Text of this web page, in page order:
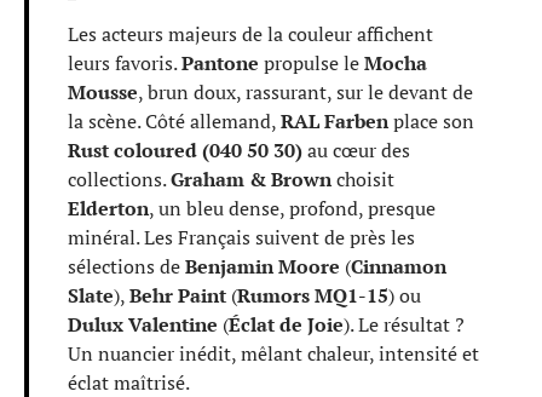
Les acteurs majeurs de la couleur affichent
leurs favoris.Pantone propulse leMocha
Mousse, brun doux, rassurant, sur le devant de
la scène. Côté allemand,RAL Farbenplace son
Rust coloured (040 50 30)au cœur des
collections.Graham & Brownchoisit
Elderton, un bleu dense, profond, presque
minéral. Les Français suivent de près les
sélections deBenjamin Moore (Cinnamon
Slate),Behr Paint (Rumors MQ1-15) ou
Dulux Valentine (Éclat de Joie). Le résultat ?
Un nuancier inédit, mêlant chaleur, intensité et
éclat maîtrisé.